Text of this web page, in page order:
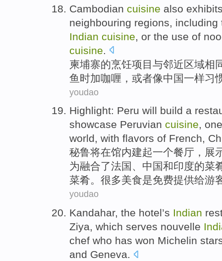
Cambodian cuisine also
neighbouring regions including
Indian cuisine or the use of
cuisine
柬埔寨的烹饪项目与邻近区域相
鱼时加咖喱 ， 或者像中国一样习
youdao
Highlight: Peru will build a
showcase Peruvian cuisine,
world, with flavors of French,
秘鲁将在馆内建起一个餐厅 ， 展
为融合了法国 、 中国和印度的菜
菜肴。很多美食是免费提供给游
youdao
Kandahar, the hotel’s Indian
Ziya, which serves nouvelle
chef who has won Michelin
and Geneva.